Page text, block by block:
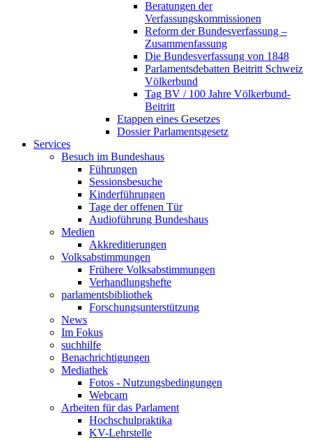
Beratungen der
Verfassungskommissionen
Reform der Bundesverfassung –
Zusammenfassung
Die Bundesverfassung von 1848
Parlamentsdebatten Beitritt Schweiz
Völkerbund
Tag BV / 100 Jahre Völkerbund-
Beitritt
Etappen eines Gesetzes
Dossier Parlamentsgesetz
Services
Besuch im Bundeshaus
Führungen
Sessionsbesuche
Kinderführungen
Tage der offenen Tür
Audioführung Bundeshaus
Medien
Akkreditierungen
Volksabstimmungen
Frühere Volksabstimmungen
Verhandlungshefte
parlamentsbibliothek
Forschungsunterstützung
News
Im Fokus
suchhilfe
Benachrichtigungen
Mediathek
Fotos - Nutzungsbedingungen
Webcam
Arbeiten für das Parlament
Hochschulpraktika
KV-Lehrstelle